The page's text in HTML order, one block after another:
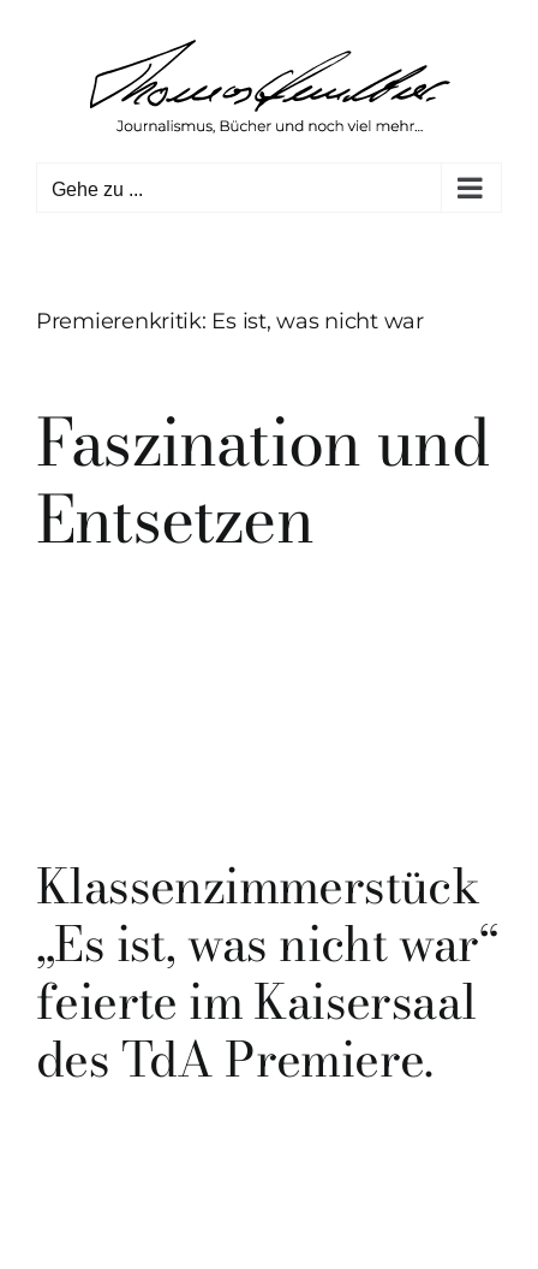
springen
Gehe zu ...
Premierenkritik: Es ist, was nicht war
Faszination und
Entsetzen
Klassenzimmerstück
„Es ist, was nicht war“
feierte im Kaisersaal
des TdA Premiere.